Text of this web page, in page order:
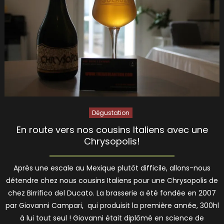
Dégustation
En route vers nos cousins Italiens avec une
Chrysopolis!
Après une escale au Mexique plutôt difficile, allons-nous
détendre chez nous cousins Italiens pour une Chrysopolis de
chez Birrifico del Ducato. La brasserie a été fondée en 2007
par Giovanni Campari, qui produisit la première année, 300hl
à lui tout seul ! Giovanni était diplômé en science de